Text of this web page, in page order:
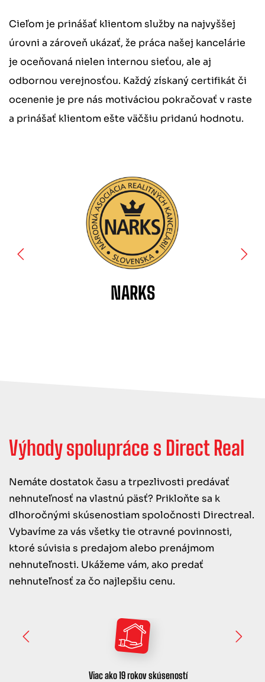
Cieľom je prinášať klientom služby na najvyššej
úrovni a zároveň ukázať, že práca našej kancelárie
je oceňovaná nielen internou sieťou, ale aj
odbornou verejnosťou. Každý získaný certifikát či
ocenenie je pre nás motiváciou pokračovať v raste
a prinášať klientom ešte väčšiu pridanú hodnotu.
NARKS
Výhody spolupráce s Direct Real
Nemáte dostatok času a trpezlivosti predávať
nehnuteľnosť na vlastnú päsť? Prikloňte sa k
dlhoročnými skúsenostiam spoločnosti Directreal.
Vybavíme za vás všetky tie otravné povinnosti,
ktoré súvisia s predajom alebo prenájmom
nehnuteľnosti. Ukážeme vám, ako predať
nehnuteľnosť za čo najlepšiu cenu.
Viac ako 19 rokov skúseností